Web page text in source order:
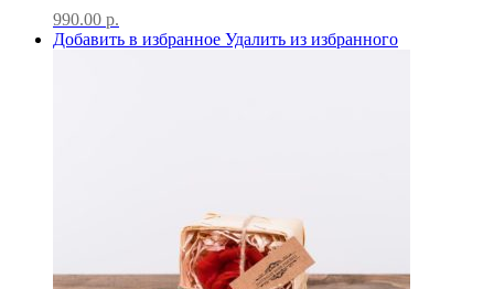
990.00 р.
Добавить в избранное Удалить из избранного